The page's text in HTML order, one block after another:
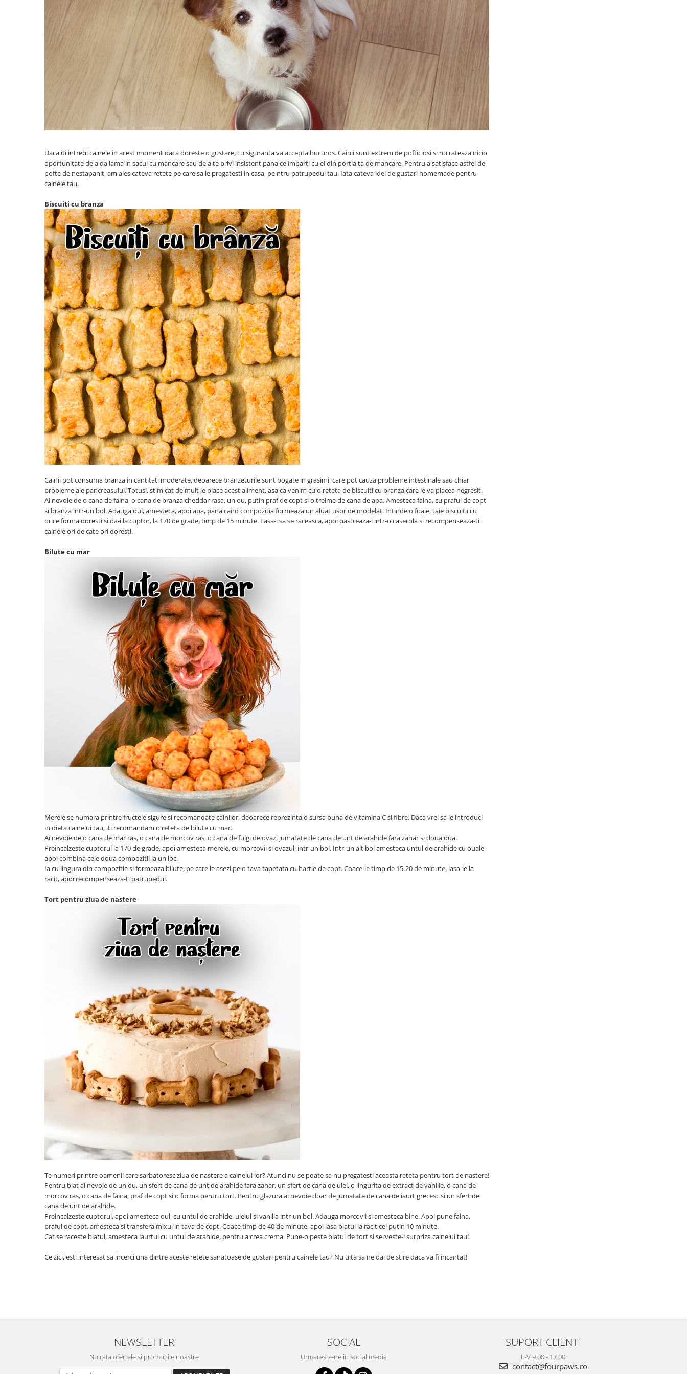
Daca iti intrebi cainele in acest moment daca doreste o gustare, cu siguranta va accepta bucuros. Cainii sunt extrem de pofticiosi si nu rateaza nicio
oportunitate de a da iama in sacul cu mancare sau de a te privi insistent pana ce imparti cu ei din portia ta de mancare. Pentru a satisface astfel de
pofte de nestapanit, am ales cateva retete pe care sa le pregatesti in casa, pe ntru patrupedul tau. Iata cateva idei de gustari homemade pentru
cainele tau.
Biscuiti cu branza
Cainii pot consuma branza in cantitati moderate, deoarece branzeturile sunt bogate in grasimi, care pot cauza probleme intestinale sau chiar
probleme ale pancreasului. Totusi, stim cat de mult le place acest aliment, asa ca venim cu o reteta de biscuiti cu branza care le va placea negresit.
Ai nevoie de o cana de faina, o cana de branza cheddar rasa, un ou, putin praf de copt si o treime de cana de apa. Amesteca faina, cu praful de copt
si branza intr-un bol. Adauga oul, amesteca, apoi apa, pana cand compozitia formeaza un aluat usor de modelat. Intinde o foaie, taie biscuitii cu
orice forma doresti si da-i la cuptor, la 170 de grade, timp de 15 minute. Lasa-i sa se raceasca, apoi pastreaza-i intr-o caserola si recompenseaza-ti
cainele ori de cate ori doresti.
Bilute cu mar
Merele se numara printre fructele sigure si recomandate cainilor, deoarece reprezinta o sursa buna de vitamina C si fibre. Daca vrei sa le introduci
in dieta cainelui tau, iti recomandam o reteta de bilute cu mar.
Ai nevoie de o cana de mar ras, o cana de morcov ras, o cana de fulgi de ovaz, jumatate de cana de unt de arahide fara zahar si doua oua.
Preincalzeste cuptorul la 170 de grade, apoi amesteca merele, cu morcovii si ovazul, intr-un bol. Intr-un alt bol amesteca untul de arahide cu ouale,
apoi combina cele doua compozitii la un loc.
Ia cu lingura din compozitie si formeaza bilute, pe care le asezi pe o tava tapetata cu hartie de copt. Coace-le timp de 15-20 de minute, lasa-le la
racit, apoi recompenseaza-ti patrupedul.
Tort pentru ziua de nastere
Te numeri printre oamenii care sarbatoresc ziua de nastere a cainelui lor? Atunci nu se poate sa nu pregatesti aceasta reteta pentru tort de nastere!
Pentru blat ai nevoie de un ou, un sfert de cana de unt de arahide fara zahar, un sfert de cana de ulei, o lingurita de extract de vanilie, o cana de
morcov ras, o cana de faina, praf de copt si o forma pentru tort. Pentru glazura ai nevoie doar de jumatate de cana de iaurt grecesc si un sfert de
cana de unt de arahide.
Preincalzeste cuptorul, apoi amesteca oul, cu untul de arahide, uleiul si vanilia intr-un bol. Adauga morcovii si amesteca bine. Apoi pune faina,
praful de copt, amesteca si transfera mixul in tava de copt. Coace timp de 40 de minute, apoi lasa blatul la racit cel putin 10 minute.
Cat se raceste blatul, amesteca iaurtul cu untul de arahide, pentru a crea crema. Pune-o peste blatul de tort si serveste-i surpriza cainelui tau!
Ce zici, esti interesat sa incerci una dintre aceste retete sanatoase de gustari pentru cainele tau? Nu uita sa ne dai de stire daca va fi incantat!
NEWSLETTER
Nu rata ofertele si promotiile noastre
SOCIAL
Urmareste-ne in social media
SUPORT CLIENTI
L-V 9.00 - 17.00
contact@fourpaws.ro